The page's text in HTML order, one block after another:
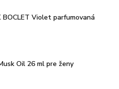
BOCLET Violet parfumovaná
Oil 26 ml pre ženy